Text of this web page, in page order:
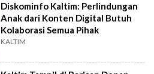
Diskominfo Kaltim: Perlindungan
Anak dari Konten Digital Butuh
Kolaborasi Semua Pihak
KALTIM